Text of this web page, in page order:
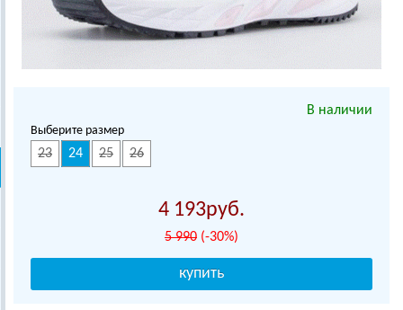
В наличии
Выберите размер
23 24 25 26
4 193
5 990 (-30%)